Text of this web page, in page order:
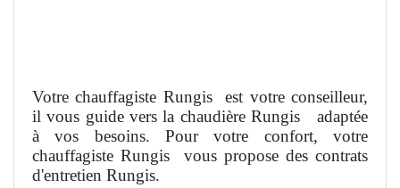
Votre chauffagiste Rungis
est votre conseilleur,
il vous guide vers la chaudière Rungis
adaptée
à vos besoins. Pour votre confort, votre
chauffagiste Rungis
vous propose des contrats
d'entretien Rungis.